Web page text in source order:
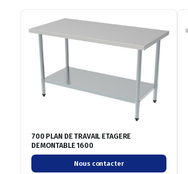
700 PLAN DE TRAVAIL ETAGERE
DEMONTABLE 1600
Nous contacter